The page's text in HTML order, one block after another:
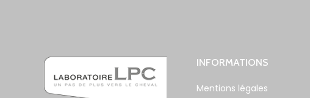
INFORMATIONS
Mentions légales